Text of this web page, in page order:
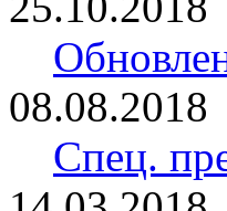
08.08.2018
Спец.